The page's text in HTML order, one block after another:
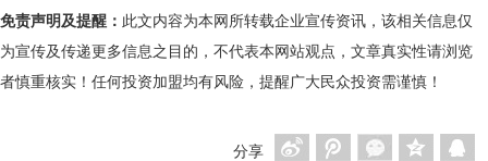
免责声明及提醒： 此文内容为本网所转载企业宣传资讯，该相关信息仅
为宣传及传递更多信息之目的，不代表本网站观点，文章真实性请浏览
者慎重核实！任何投资加盟均有风险，提醒广大民众投资需谨慎！
分享